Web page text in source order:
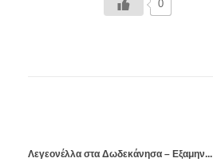
0
Λεγεονέλλα στα Δωδεκάνησα – Εξαμην...